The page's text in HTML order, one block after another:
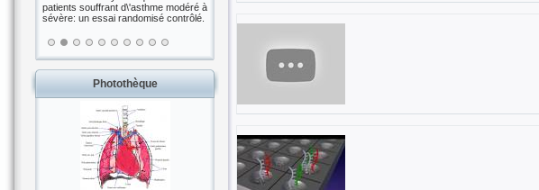
patients souffrant d\'asthme modéré à
sévère: un essai randomisé contrôlé.
Photothèque